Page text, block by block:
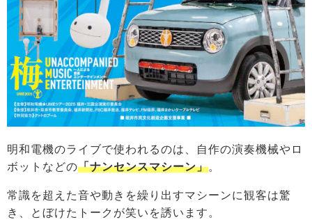
明和電機のライブで使われるのは、自作の演奏機械やロ
ボットなどの「ナンセンスマシーン」。
常識を超えた音や動きを繰り出すマシーンに観客は驚
き、とぼけたトークが笑いを誘います。